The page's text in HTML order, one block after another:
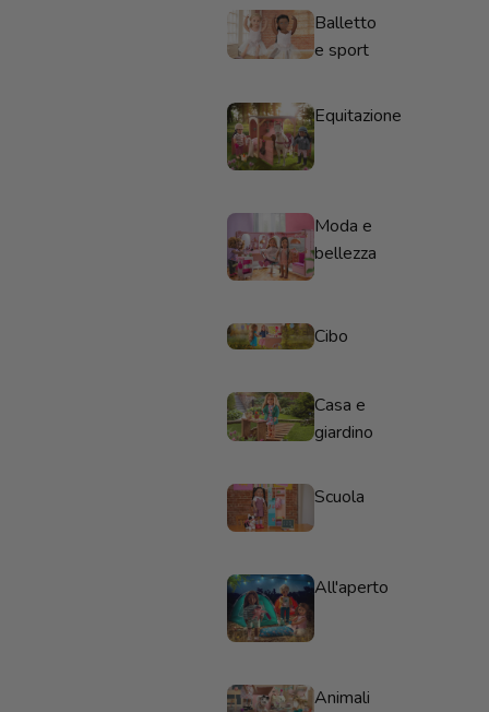
Balletto
e sport
Equitazione
Moda e
bellezza
Cibo
Casa e
giardino
Scuola
All'aperto
Animali